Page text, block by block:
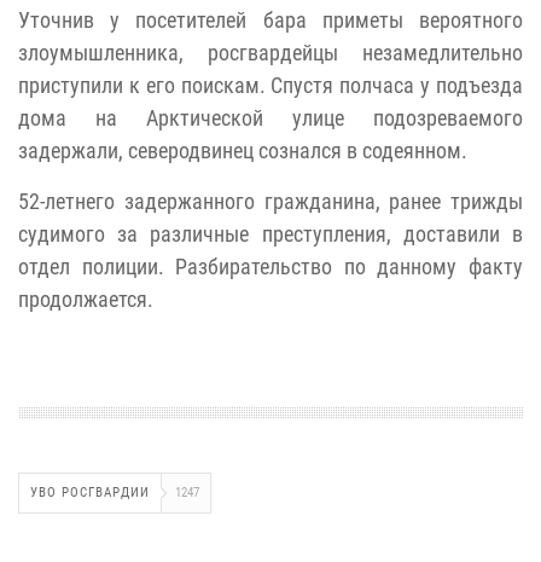
Уточнив у посетителей бара приметы вероятного
злоумышленника, росгвардейцы незамедлительно
приступили к его поискам. Спустя полчаса у подъезда
дома на Арктической улице подозреваемого
задержали, северодвинец сознался в содеянном.
52-летнего задержанного гражданина, ранее трижды
судимого за различные преступления, доставили в
отдел полиции. Разбирательство по данному факту
продолжается.
УВО РОСГВАРДИИ 1247